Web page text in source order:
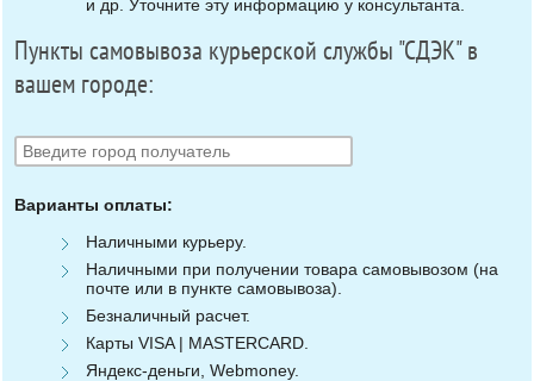
и др. Уточните эту информацию у консультанта.
Пункты самовывоза курьерской службы "СДЭК" в
вашем городе:
Варианты оплаты:
Наличными курьеру.
Наличными при получении товара самовывозом (на
почте или в пункте самовывоза).
Безналичный расчет.
Карты VISA | MASTERCARD.
Яндекс-деньги, Webmoney.